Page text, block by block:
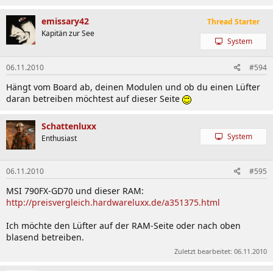
emissary42
Kapitän zur See
Thread Starter
System
06.11.2010 #594
Hängt vom Board ab, deinen Modulen und ob du einen Lüfter
daran betreiben möchtest auf dieser Seite
Schattenluxx
Enthusiast System
06.11.2010 #595
MSI 790FX-GD70 und dieser RAM:
http://preisvergleich.hardwareluxx.de/a351375.html
Ich möchte den Lüfter auf der RAM-Seite oder nach oben
blasend betreiben.
Zuletzt bearbeitet: 06.11.2010